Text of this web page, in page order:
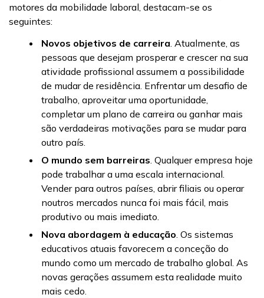
motores da mobilidade laboral, destacam-se os
seguintes:
Novos objetivos de carreira. Atualmente, as
pessoas que desejam prosperar e crescer na sua
atividade profissional assumem a possibilidade
de mudar de residência. Enfrentar um desafio de
trabalho, aproveitar uma oportunidade,
completar um plano de carreira ou ganhar mais
são verdadeiras motivações para se mudar para
outro país.
O mundo sem barreiras. Qualquer empresa hoje
pode trabalhar a uma escala internacional.
Vender para outros países, abrir filiais ou operar
noutros mercados nunca foi mais fácil, mais
produtivo ou mais imediato.
Nova abordagem à educação. Os sistemas
educativos atuais favorecem a conceção do
mundo como um mercado de trabalho global. As
novas gerações assumem esta realidade muito
mais cedo.